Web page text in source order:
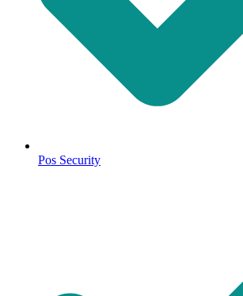
Pos Security